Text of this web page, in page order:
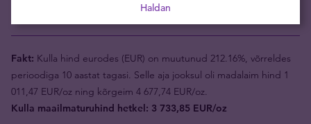
Fakt: Kulla hind eurodes (EUR) on muutunud 212.16%, võrreldes
perioodiga 10 aastat tagasi. Selle aja jooksul oli madalaim hind 1
011,47 EUR/oz ning kõrgeim 4 677,74 EUR/oz.
Kulla maailmaturuhind hetkel: 3 733,85 EUR/oz
Haldan